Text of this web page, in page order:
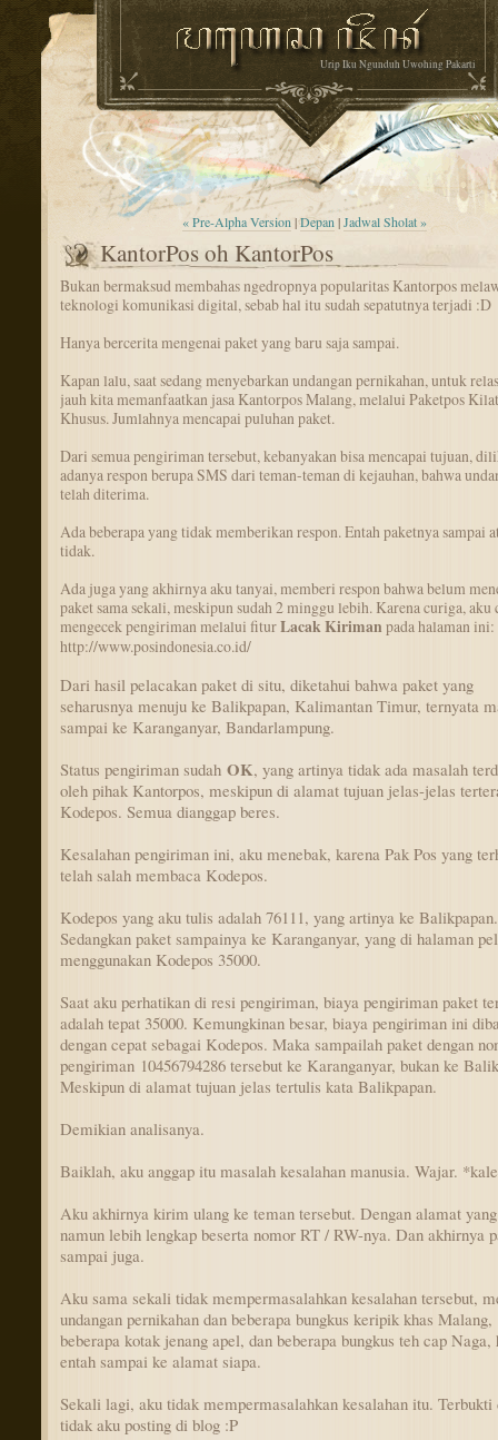
Urip Iku Ngunduh Uwohing Pakarti
« Pre-Alpha Version |Depan |Jadwal Sholat »
KantorPos oh KantorPos
Bukan bermaksud membahas ngedropnya popularitas Kantorpos
teknologi komunikasi digital, sebab hal itu sudah sepatutnya terjadi :D
Hanya bercerita mengenai paket yang baru saja sampai.
Kapan lalu, saat sedang menyebarkan undangan pernikahan, untuk
jauh kita memanfaatkan jasa Kantorpos Malang, melalui Paketpos Kilat
Khusus. Jumlahnya mencapai puluhan paket.
Dari semua pengiriman tersebut, kebanyakan bisa mencapai tujuan,
adanya respon berupa SMS dari teman-teman di kejauhan, bahwa
telah diterima.
Ada beberapa yang tidak memberikan respon. Entah paketnya sampai
tidak.
Ada juga yang akhirnya aku tanyai, memberi respon bahwa belum
paket sama sekali, meskipun sudah 2 minggu lebih. Karena curiga, aku
mengecek pengiriman melalui fiturLacak Kiriman pada halaman ini:
http://www.posindonesia.co.id/
Dari hasil pelacakan paket di situ, diketahui bahwa paket yang
seharusnya menuju ke Balikpapan, Kalimantan Timur, ternyata
sampai ke Karanganyar, Bandarlampung.
Status pengiriman sudah OK, yang artinya tidak ada masalah
oleh pihak Kantorpos, meskipun di alamat tujuan jelas-jelas
Kodepos. Semua dianggap beres.
Kesalahan pengiriman ini, aku menebak, karena Pak Pos yang
telah salah membaca Kodepos.
Kodepos yang aku tulis adalah 76111, yang artinya ke Balikpapan.
Sedangkan paket sampainya ke Karanganyar, yang di halaman
menggunakan Kodepos 35000.
Saat aku perhatikan di resi pengiriman, biaya pengiriman paket
adalah tepat 35000. Kemungkinan besar, biaya pengiriman ini
dengan cepat sebagai Kodepos. Maka sampailah paket dengan
pengiriman 10456794286 tersebut ke Karanganyar, bukan ke
Meskipun di alamat tujuan jelas tertulis kata Balikpapan.
Demikian analisanya.
Baiklah, aku anggap itu masalah kesalahan manusia. Wajar.
Aku akhirnya kirim ulang ke teman tersebut. Dengan alamat
namun lebih lengkap beserta nomor RT / RW-nya. Dan akhirnya
sampai juga.
Aku sama sekali tidak mempermasalahkan kesalahan tersebut,
undangan pernikahan dan beberapa bungkus keripik khas Malang,
beberapa kotak jenang apel, dan beberapa bungkus teh cap Naga,
entah sampai ke alamat siapa.
Sekali lagi, aku tidak mempermasalahkan kesalahan itu. Terbukti
tidak aku posting di blog :P